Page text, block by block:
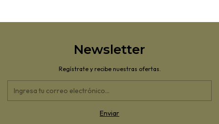
Newsletter
Regístrate y recibe nuestras ofertas.